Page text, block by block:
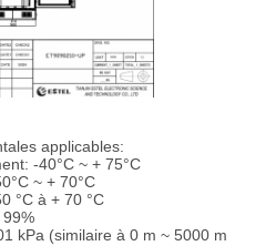
applicables:
-40°C ~ + 75°C
~ + 70°C
°C à + 70 °C
kPa (similaire à 0 m ~ 5000 m